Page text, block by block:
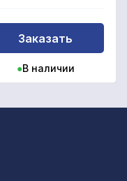
Заказать
●В наличии